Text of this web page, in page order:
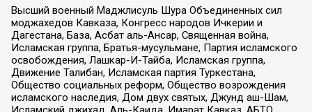
Высший военный Маджлисуль Шура Объединенных сил
моджахедов Кавказа, Конгресс народов Ичкерии и
Дагестана, База, Асбат аль-Ансар, Священная война,
Исламская группа, Братья-мусульмане, Партия исламского
освобождения, Лашкар-И-Тайба, Исламская группа,
Движение Талибан, Исламская партия Туркестана,
Общество социальных реформ, Общество возрождения
исламского наследия, Дом двух святых, Джунд аш-Шам,